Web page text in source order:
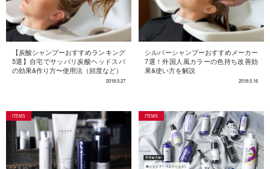
【炭酸シャンプーおすすめランキング
5選】自宅でサッパリ炭酸ヘッドスパ
の効果&作り方〜使用法（頻度など）
2018.5.27
シルバーシャンプーおすすめメーカー
7選！外国人風カラーの色持ち改善効
果&使い方を解説
2018.5.16